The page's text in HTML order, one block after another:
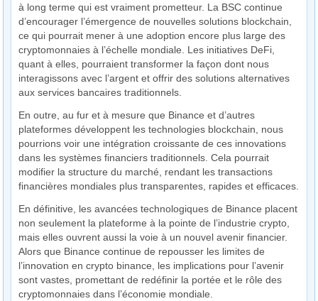
à long terme qui est vraiment prometteur. La BSC continue
d’encourager l’émergence de nouvelles solutions blockchain,
ce qui pourrait mener à une adoption encore plus large des
cryptomonnaies à l’échelle mondiale. Les initiatives DeFi,
quant à elles, pourraient transformer la façon dont nous
interagissons avec l’argent et offrir des solutions alternatives
aux services bancaires traditionnels.
En outre, au fur et à mesure que Binance et d’autres
plateformes développent les technologies blockchain, nous
pourrions voir une intégration croissante de ces innovations
dans les systèmes financiers traditionnels. Cela pourrait
modifier la structure du marché, rendant les transactions
financières mondiales plus transparentes, rapides et efficaces.
En définitive, les avancées technologiques de Binance placent
non seulement la plateforme à la pointe de l’industrie crypto,
mais elles ouvrent aussi la voie à un nouvel avenir financier.
Alors que Binance continue de repousser les limites de
l’innovation en crypto binance, les implications pour l’avenir
sont vastes, promettant de redéfinir la portée et le rôle des
cryptomonnaies dans l’économie mondiale.